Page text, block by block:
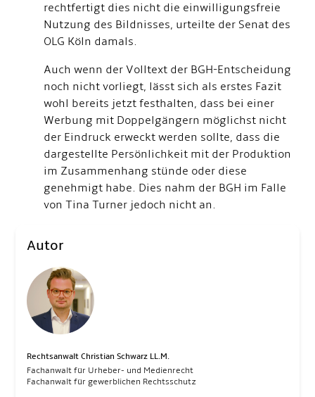
Autor
Rechtsanwalt Christian Schwarz LL.M.
Fachanwalt für Urheber- und Medienrecht
Fachanwalt für gewerblichen Rechtsschutz
rechtfertigt dies nicht die einwilligungsfreie
Nutzung des Bildnisses, urteilte der Senat des
OLG Köln damals.
Auch wenn der Volltext der BGH-Entscheidung
noch nicht vorliegt, lässt sich als erstes Fazit
wohl bereits jetzt festhalten, dass bei einer
Werbung mit Doppelgängern möglichst nicht
der Eindruck erweckt werden sollte, dass die
dargestellte Persönlichkeit mit der Produktion
im Zusammenhang stünde oder diese
genehmigt habe. Dies nahm der BGH im Falle
von Tina Turner jedoch nicht an.